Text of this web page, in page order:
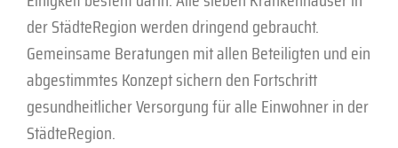
der StädteRegion werden dringend gebraucht.
Gemeinsame Beratungen mit allen Beteiligten und ein
abgestimmtes Konzept sichern den Fortschritt
gesundheitlicher Versorgung für alle Einwohner in der
StädteRegion.